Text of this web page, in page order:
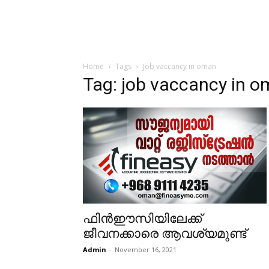
Home Tags Job vaccancy in oman
Tag: job vaccancy in
ഫിൻഈസിയിലേക്ക്
ജീവനക്കാരെ ആവശ്യമുണ്ട്
Admin - November 16, 2021